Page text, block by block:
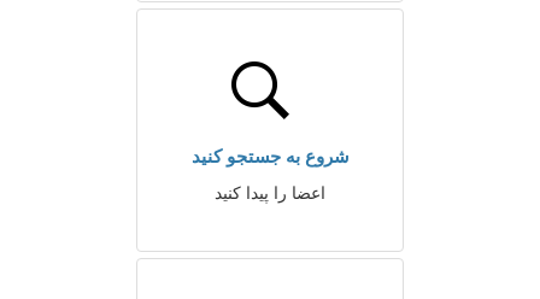
شروع به جستجو کنید
اعضا را پیدا کنید